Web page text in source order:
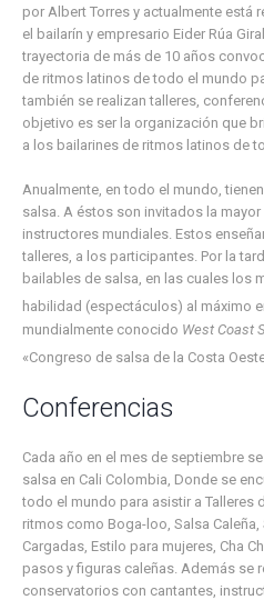
por Albert Torres y actualmente está
el bailarín y empresario Eider Rúa
trayectoria de más de 10 años
de ritmos latinos de todo el mundo
también se realizan talleres,
objetivo es ser la organización que
a los bailarines de ritmos latinos de
Anualmente, en todo el mundo,
salsa. A éstos son invitados la
instructores mundiales. Estos
talleres, a los participantes. Por la
bailables de salsa, en las cuales los
habilidad (espectáculos) al máximo
mundialmente conocido West Coast
«Congreso de salsa de la Costa
Conferencias
Cada año en el mes de septiembre
salsa en Cali Colombia, Donde se
todo el mundo para asistir a Talleres
ritmos como Boga-loo, Salsa Caleña,
Cargadas, Estilo para mujeres, Cha
pasos y figuras caleñas. Además se
conservatorios con cantantes,